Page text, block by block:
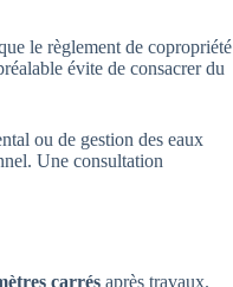
le règlement de copropriété
évite de consacrer du
ou de gestion des eaux
Une consultation
carrés après travaux.